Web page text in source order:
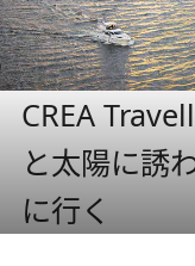
CREA
と太陽に誘
に行く